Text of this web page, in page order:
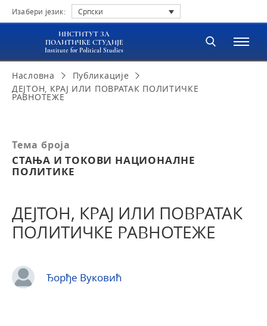
Изабери језик: Српски
ИНСТИТУТ ЗА
ПОЛИТИЧКЕ СТУДИЈЕ
Institute for Political Studies
Насловна
Публикације
ДЕЈТОН, КРАЈ ИЛИ ПОВРАТАК ПОЛИТИЧКЕ
РАВНОТЕЖЕ
Тема броја
СТАЊА И ТОКОВИ НАЦИОНАЛНЕ
ПОЛИТИКЕ
ДЕЈТОН, КРАЈ ИЛИ ПОВРАТАК
ПОЛИТИЧКЕ РАВНОТЕЖЕ
Ђорђе Вуковић